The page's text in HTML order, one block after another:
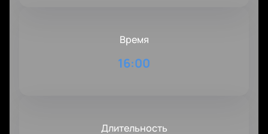
Время
16:00
Длительность